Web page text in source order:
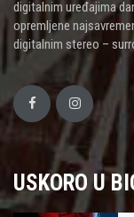
digitalnim uređajima
opremljene
digitalnim stereo –
USKORO U